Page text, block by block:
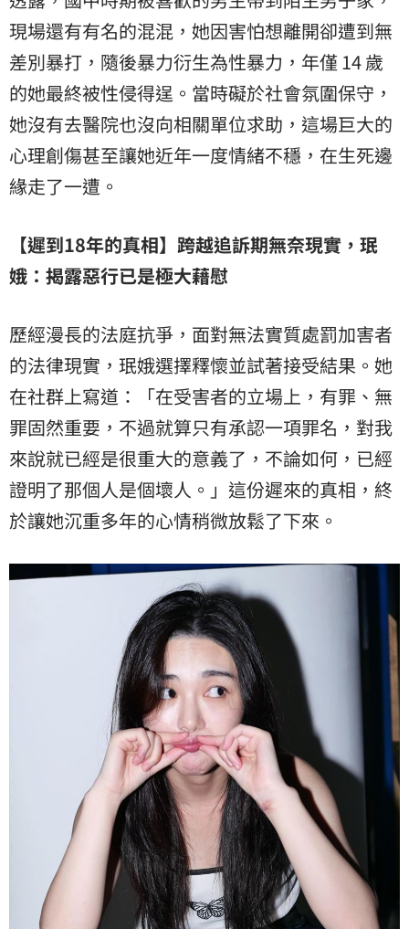
現場還有有名的混混，她因害怕想離開卻遭到無
差別暴打，隨後暴力衍生為性暴力，年僅 14 歲
的她最終被性侵得逞。當時礙於社會氛圍保守，
她沒有去醫院也沒向相關單位求助，這場巨大的
心理創傷甚至讓她近年一度情緒不穩，在生死邊
緣走了一遭。
【遲到18年的真相】跨越追訴期無奈現實，珉
娥：揭露惡行已是極大藉慰
歷經漫長的法庭抗爭，面對無法實質處罰加害者
的法律現實，珉娥選擇釋懷並試著接受結果。她
在社群上寫道：「在受害者的立場上，有罪、無
罪固然重要，不過就算只有承認一項罪名，對我
來說就已經是很重大的意義了，不論如何，已經
證明了那個人是個壞人。」這份遲來的真相，終
於讓她沉重多年的心情稍微放鬆了下來。